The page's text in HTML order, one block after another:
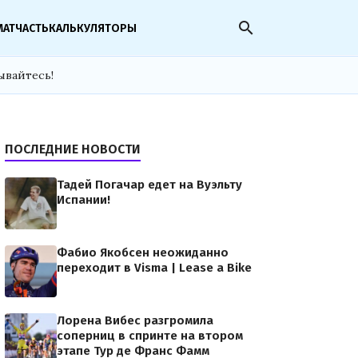
КАЛЬКУЛЯТОРЫ search
ПОСЛЕДНИЕ НОВОСТИ
Тадей Погачар едет на Вуэльту
Испании!
Фабио Якобсен неожиданно
переходит в Visma | Lease a Bike
Лорена Вибес разгромила
соперниц в спринте на втором
этапе Тур де Франс Фамм